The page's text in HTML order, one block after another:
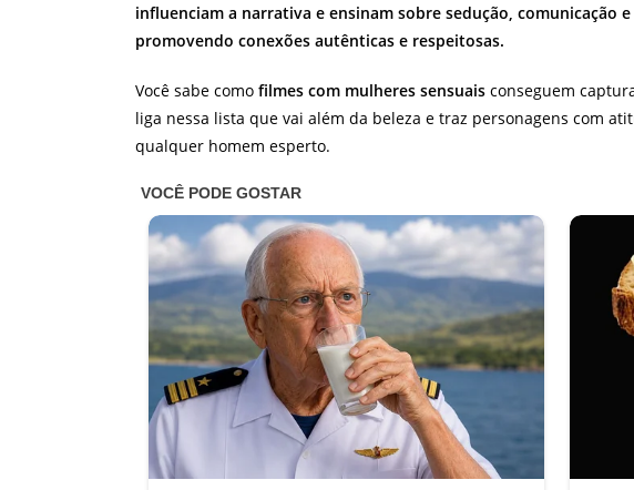
influenciam a narrativa e ensinam sobre sedução, comunicação
promovendo conexões autênticas e respeitosas.
Você sabe como filmes com mulheres sensuais conseguem
liga nessa lista que vai além da beleza e traz personagens com
qualquer homem esperto.